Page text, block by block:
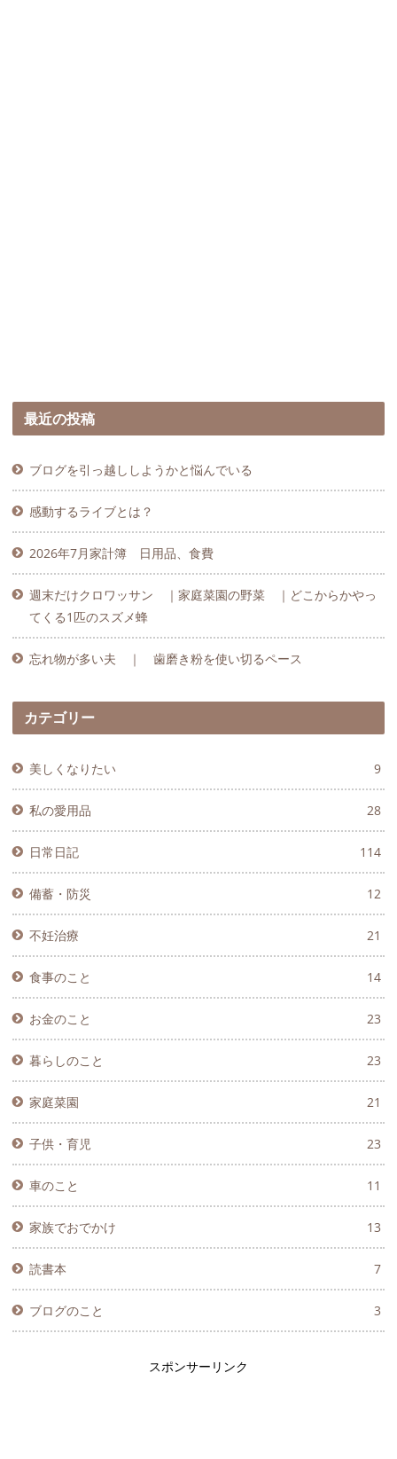
最近の投稿
ブログを引っ越ししようかと悩んでいる
感動するライブとは？
2026年7月家計簿 日用品、食費
週末だけクロワッサン ｜家庭菜園の野菜 ｜どこからかやっ
てくる1匹のスズメ蜂
忘れ物が多い夫 ｜ 歯磨き粉を使い切るペース
カテゴリー
美しくなりたい 9
私の愛用品 28
日常日記 114
備蓄・防災 12
不妊治療 21
食事のこと 14
お金のこと 23
暮らしのこと 23
家庭菜園 21
子供・育児 23
車のこと 11
家族でおでかけ 13
読書本 7
ブログのこと 3
スポンサーリンク